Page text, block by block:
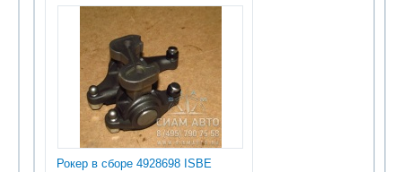
Рокер в сборе 4928698 ISBE